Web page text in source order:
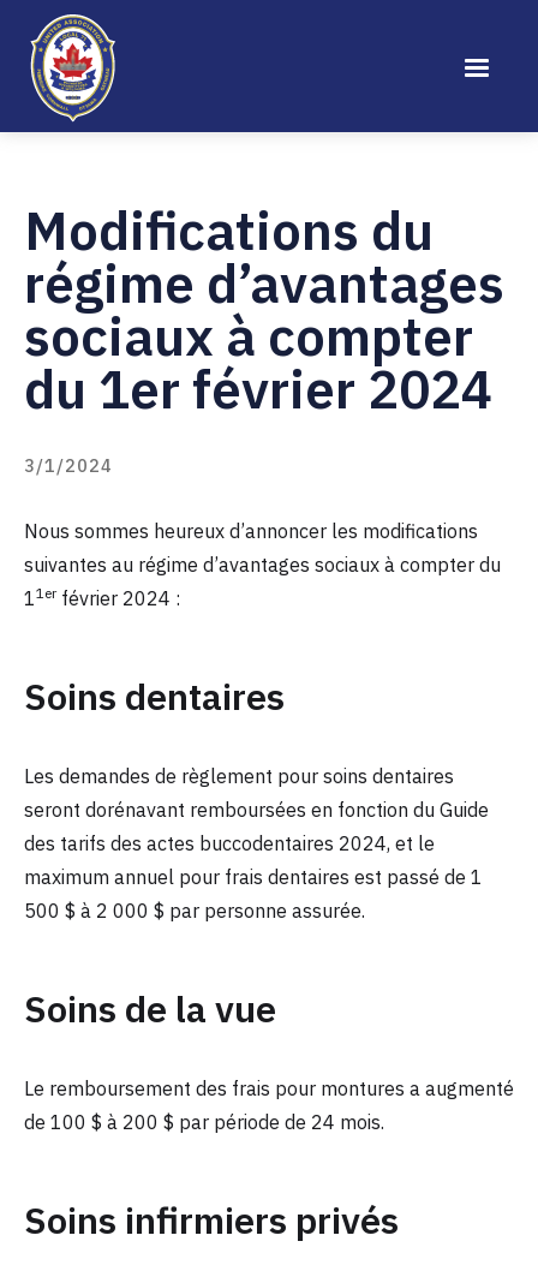
Modifications du
régime d’avantages
sociaux à compter
du 1er février 2024
3/1/2024
Nous sommes heureux d’annoncer les modifications
suivantes au régime d’avantages sociaux à compter du
11erfévrier 2024 :
Soins dentaires
Les demandes de règlement pour soins dentaires
seront dorénavant remboursées en fonction du Guide
des tarifs des actes buccodentaires 2024, et le
maximum annuel pour frais dentaires est passé de 1
500 $ à 2 000 $ par personne assurée.
Soins de la vue
Le remboursement des frais pour montures a augmenté
de 100 $ à 200 $ par période de 24 mois.
Soins infirmiers privés